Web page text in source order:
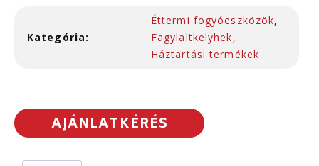
Kategória:
Éttermi fogyóeszközök,
Fagylaltkelyhek,
Háztartási termékek
AJÁNLATKÉRÉS